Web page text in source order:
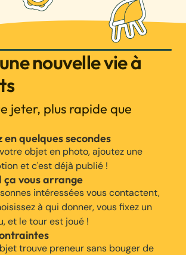
nouvelle vie à
jeter, plus rapide que
en quelques secondes
objet en photo, ajoutez une
et c'est déjà publié !
ça vous arrange
intéressées vous contactent,
à qui donner, vous fixez un
et le tour est joué !
trouve preneur sans bouger de